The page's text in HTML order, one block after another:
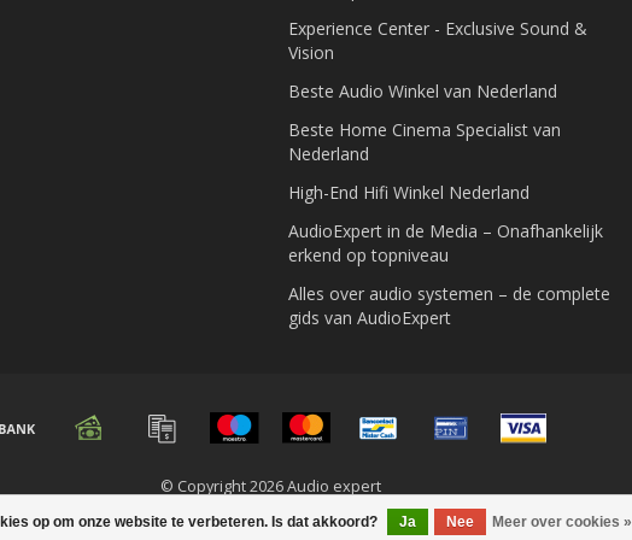
op om onze website te verbeteren. Is dat akkoord? Ja Nee Meer over cookies »
Experience Center - Exclusive Sound &
Vision
Beste Audio Winkel van Nederland
Beste Home Cinema Specialist van
Nederland
High-End Hifi Winkel Nederland
AudioExpert in de Media – Onafhankelijk
erkend op topniveau
Alles over audio systemen – de complete
gids van AudioExpert
© Copyright 2026 Audio expert